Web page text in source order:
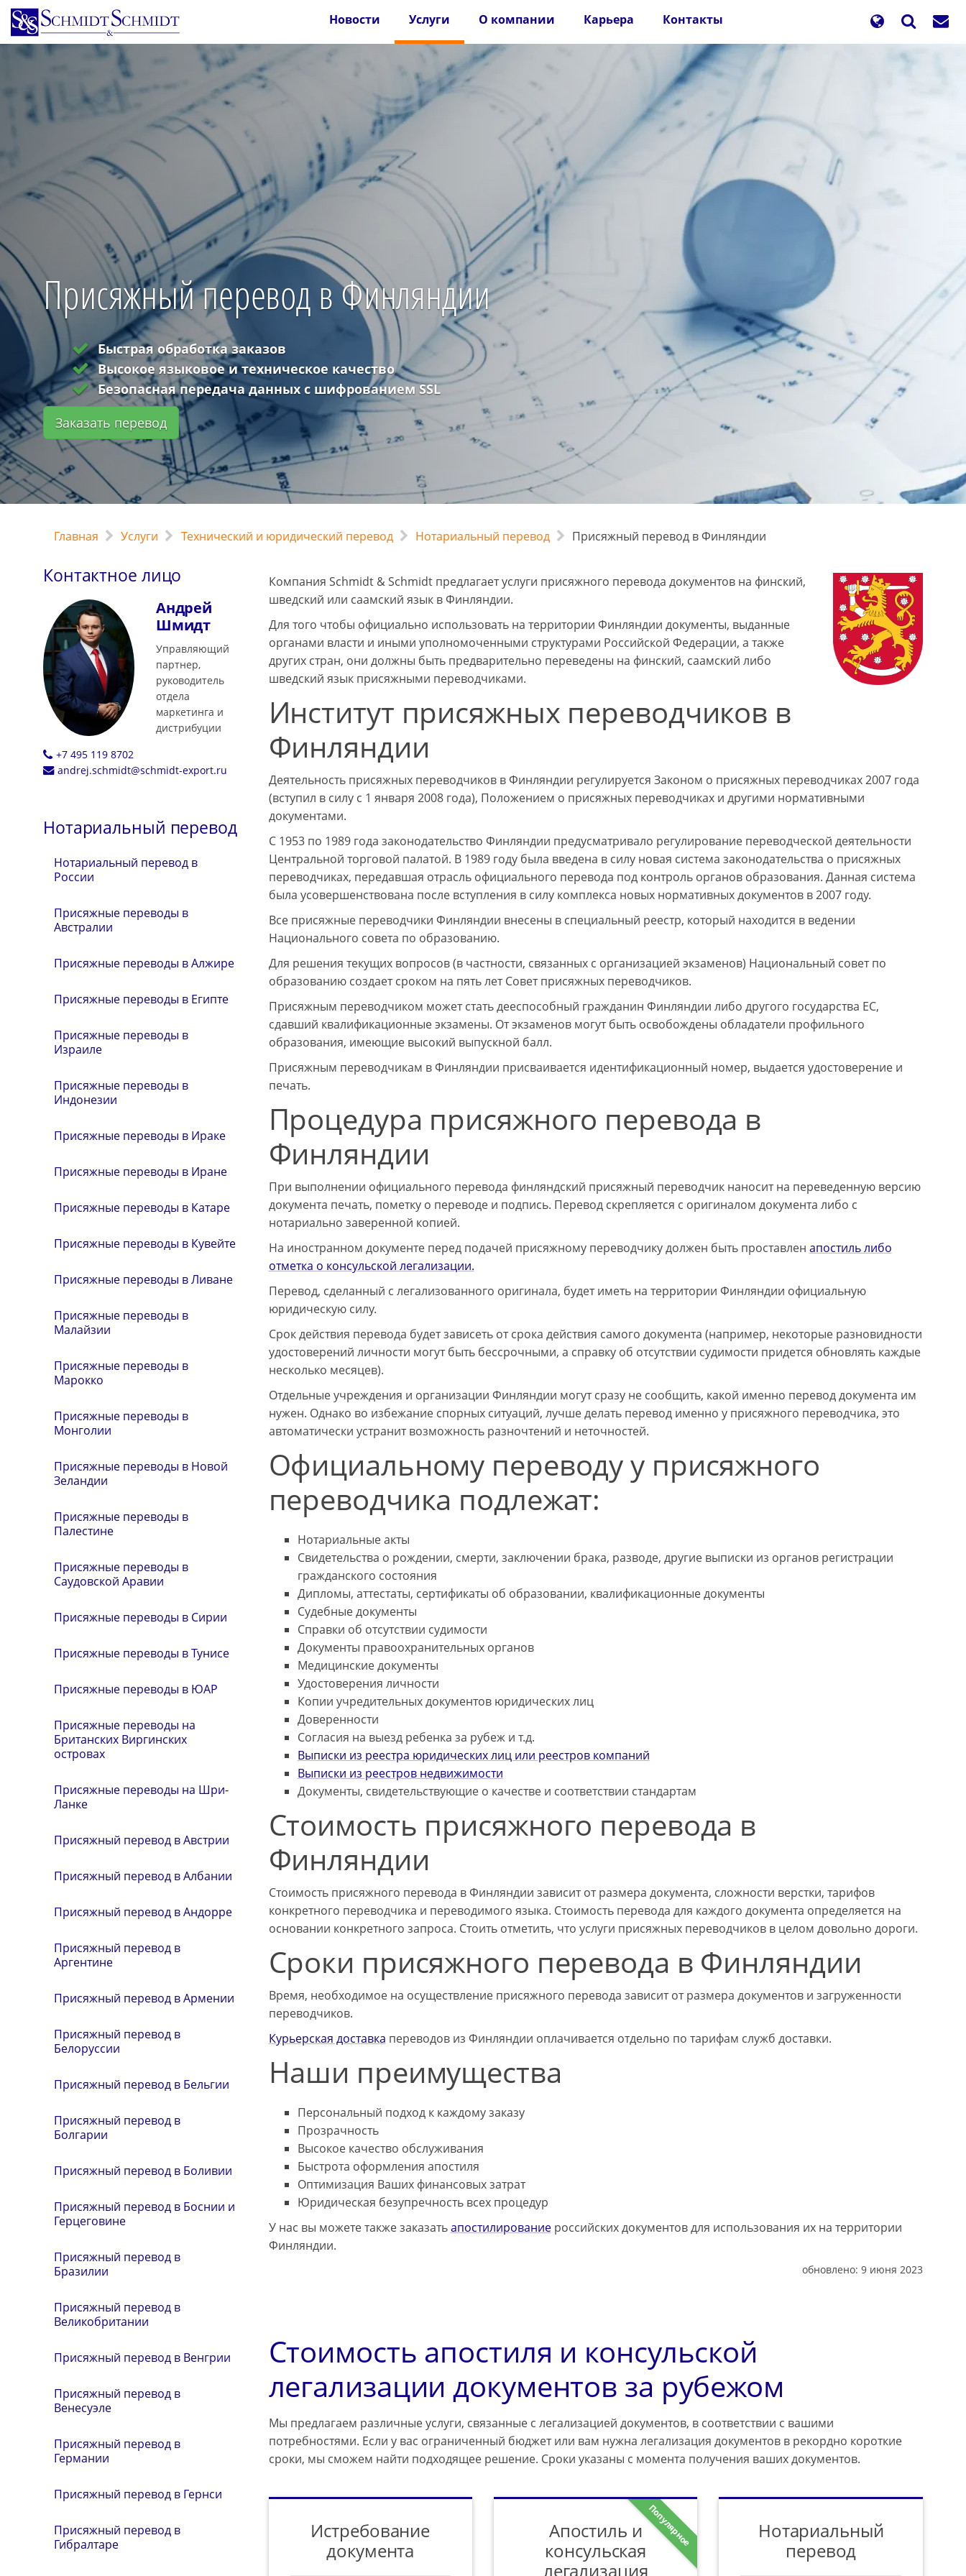
Перейти
основному
содержанию
Новости Услуги О компании Карьера Контакты
Присяжный перевод в Финляндии
Быстрая обработка заказов
Высокое языковое и техническое качество
Безопасная передача данных с шифрованием SSL
Заказать перевод
Главная Услуги Технический и юридический перевод Нотариальный перевод Присяжный перевод в Финляндии
Контактное лицо
Андрей
Шмидт
Управляющий
партнер,
руководитель
отдела
маркетинга и
дистрибуции
+7 495 119 8702
andrej.schmidt@schmidt-export.ru
Нотариальный перевод
Нотариальный перевод в
России
Присяжные переводы в
Австралии
Присяжные переводы в Алжире
Присяжные переводы в Египте
Присяжные переводы в
Израиле
Присяжные переводы в
Индонезии
Присяжные переводы в Ираке
Присяжные переводы в Иране
Присяжные переводы в Катаре
Присяжные переводы в Кувейте
Присяжные переводы в Ливане
Присяжные переводы в
Малайзии
Присяжные переводы в
Марокко
Присяжные переводы в
Монголии
Присяжные переводы в Новой
Зеландии
Присяжные переводы в
Палестине
Присяжные переводы в
Саудовской Аравии
Присяжные переводы в Сирии
Присяжные переводы в Тунисе
Присяжные переводы в ЮАР
Присяжные переводы на
Британских Виргинских
островах
Присяжные переводы на Шри-
Ланке
Присяжный перевод в Австрии
Присяжный перевод в Албании
Присяжный перевод в Андорре
Присяжный перевод в
Аргентине
Присяжный перевод в Армении
Присяжный перевод в
Белоруссии
Присяжный перевод в Бельгии
Присяжный перевод в
Болгарии
Присяжный перевод в Боливии
Присяжный перевод в Боснии и
Герцеговине
Присяжный перевод в
Бразилии
Присяжный перевод в
Великобритании
Присяжный перевод в Венгрии
Присяжный перевод в
Венесуэле
Присяжный перевод в
Германии
Присяжный перевод в Гернси
Присяжный перевод в
Гибралтаре
Компания Schmidt & Schmidt предлагает услуги присяжного перевода документов на финский,
шведский или саамский язык в Финляндии.
Для того чтобы официально использовать на территории Финляндии документы, выданные
органами власти и иными уполномоченными структурами Российской Федерации, а также
других стран, они должны быть предварительно переведены на финский, саамский либо
шведский язык присяжными переводчиками.
Институт присяжных переводчиков в
Финляндии
Деятельность присяжных переводчиков в Финляндии регулируется Законом о присяжных переводчиках 2007 года
(вступил в силу с 1 января 2008 года), Положением о присяжных переводчиках и другими нормативными
документами.
С 1953 по 1989 года законодательство Финляндии предусматривало регулирование переводческой деятельности
Центральной торговой палатой. В 1989 году была введена в силу новая система законодательства о присяжных
переводчиках, передавшая отрасль официального перевода под контроль органов образования. Данная система
была усовершенствована после вступления в силу комплекса новых нормативных документов в 2007 году.
Все присяжные переводчики Финляндии внесены в специальный реестр, который находится в ведении
Национального совета по образованию.
Для решения текущих вопросов (в частности, связанных с организацией экзаменов) Национальный совет по
образованию создает сроком на пять лет Совет присяжных переводчиков.
Присяжным переводчиком может стать дееспособный гражданин Финляндии либо другого государства ЕС,
сдавший квалификационные экзамены. От экзаменов могут быть освобождены обладатели профильного
образования, имеющие высокий выпускной балл.
Присяжным переводчикам в Финляндии присваивается идентификационный номер, выдается удостоверение и
печать.
Процедура присяжного перевода в
Финляндии
При выполнении официального перевода финляндский присяжный переводчик наносит на переведенную версию
документа печать, пометку о переводе и подпись. Перевод скрепляется с оригиналом документа либо с
нотариально заверенной копией.
На иностранном документе перед подачей присяжному переводчику должен быть проставлен апостиль либо
отметка о консульской легализации.
Перевод, сделанный с легализованного оригинала, будет иметь на территории Финляндии официальную
юридическую силу.
Срок действия перевода будет зависеть от срока действия самого документа (например, некоторые разновидности
удостоверений личности могут быть бессрочными, а справку об отсутствии судимости придется обновлять каждые
несколько месяцев).
Отдельные учреждения и организации Финляндии могут сразу не сообщить, какой именно перевод документа им
нужен. Однако во избежание спорных ситуаций, лучше делать перевод именно у присяжного переводчика, это
автоматически устранит возможность разночтений и неточностей.
Официальному переводу у присяжного
переводчика подлежат:
Нотариальные акты
Свидетельства о рождении, смерти, заключении брака, разводе, другие выписки из органов регистрации
гражданского состояния
Дипломы, аттестаты, сертификаты об образовании, квалификационные документы
Судебные документы
Справки об отсутствии судимости
Документы правоохранительных органов
Медицинские документы
Удостоверения личности
Копии учредительных документов юридических лиц
Доверенности
Согласия на выезд ребенка за рубеж и т.д.
Выписки из реестра юридических лиц или реестров компаний
Выписки из реестров недвижимости
Документы, свидетельствующие о качестве и соответствии стандартам
Стоимость присяжного перевода в
Финляндии
Стоимость присяжного перевода в Финляндии зависит от размера документа, сложности верстки, тарифов
конкретного переводчика и переводимого языка. Стоимость перевода для каждого документа определяется на
основании конкретного запроса. Стоить отметить, что услуги присяжных переводчиков в целом довольно дороги.
Сроки присяжного перевода в Финляндии
Время, необходимое на осуществление присяжного перевода зависит от размера документов и загруженности
переводчиков.
Курьерская доставка переводов из Финляндии оплачивается отдельно по тарифам служб доставки.
Наши преимущества
Персональный подход к каждому заказу
Прозрачность
Высокое качество обслуживания
Быстрота оформления апостиля
Оптимизация Ваших финансовых затрат
Юридическая безупречность всех процедур
У нас вы можете также заказатьапостилированиероссийских документов для использования их на территории
Финляндии.
обновлено: 9 июня 2023
Стоимость апостиля и консульской
легализации документов за рубежом
Мы предлагаем различные услуги, связанные с легализацией документов, в соответствии с вашими
потребностями. Если у вас ограниченный бюджет или вам нужна легализация документов в рекордно короткие
сроки, мы сможем найти подходящее решение. Сроки указаны с момента получения ваших документов.
Истребование
документа
Популярное
Апостиль и
консульская
легализация
Нотариальный
перевод